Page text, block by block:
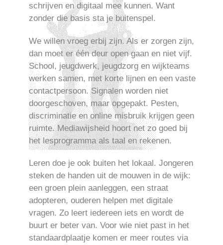
schrijven en digitaal mee kunnen. Want
zonder die basis sta je buitenspel.
We willen vroeg erbij zijn. Als er zorgen zijn,
dan moet er één deur open gaan en niet vijf.
School, jeugdwerk, jeugdzorg en wijkteams
werken samen, met korte lijnen en een vaste
contactpersoon. Signalen worden niet
doorgeschoven, maar opgepakt. Pesten,
discriminatie en online misbruik krijgen geen
ruimte. Mediawijsheid hoort net zo goed bij
het lesprogramma als taal en rekenen.
Leren doe je ook buiten het lokaal. Jongeren
steken de handen uit de mouwen in de wijk:
een groen plein aanleggen, een straat
adopteren, ouderen helpen met digitale
vragen. Zo leert iedereen iets en wordt de
buurt er beter van. Voor wie niet past in het
standaardplaatje komen er meer routes via